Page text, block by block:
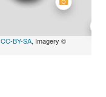
CC-BY-SA, Imagery ©